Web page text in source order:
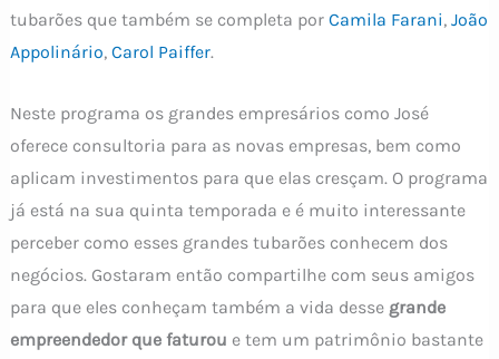
tubarões que também se completa por Camila Farani, João
Appolinário, Carol Paiffer.
Neste programa os grandes empresários como José
oferece consultoria para as novas empresas, bem como
aplicam investimentos para que elas cresçam. O programa
já está na sua quinta temporada e é muito interessante
perceber como esses grandes tubarões conhecem dos
negócios. Gostaram então compartilhe com seus amigos
para que eles conheçam também a vida desse grande
empreendedor que faturou e tem um patrimônio bastante